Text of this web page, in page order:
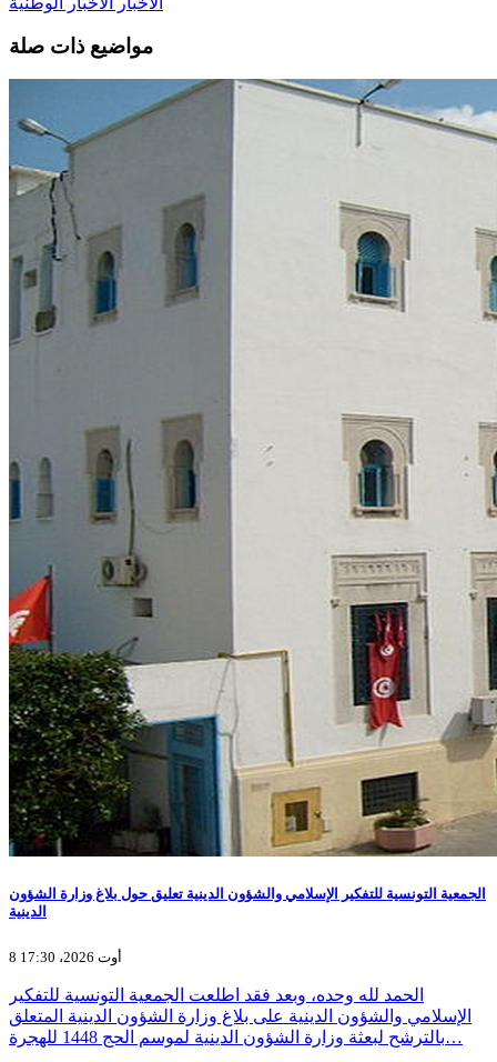
مواضيع ذات صلة
الجمعية التونسية للتفكير الإسلامي والشؤون الدينية تعليق حول بلاغ وزارة الشؤون
الدينية
8 أوت 2026، 17:30
الحمد لله وحده، وبعد فقد اطلعت الجمعية التونسية للتفكير
الإسلامي والشؤون الدينية على بلاغ وزارة الشؤون الدينية المتعلق
بالترشح لبعثة وزارة الشؤون الدينية لموسم الحج 1448 للهجرة…